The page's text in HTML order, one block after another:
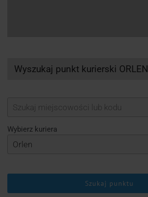
Wyszukaj punkt kurierski ORLEN
Wybierz kuriera
Szukaj punktu